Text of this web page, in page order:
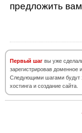
предложить
Первый шаг вы уже
зарегистрировав доменное
Следующими шагами будут
хостинга и создание сайта.